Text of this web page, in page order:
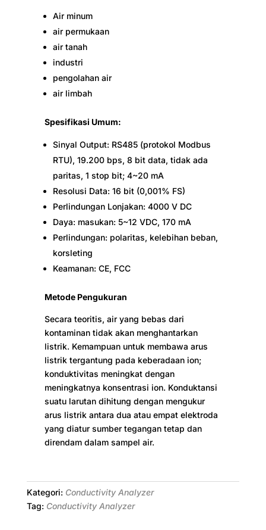
Air minum
air permukaan
air tanah
industri
pengolahan air
air limbah
Spesifikasi Umum:
Sinyal Output: RS485 (protokol Modbus
RTU), 19.200 bps, 8 bit data, tidak ada
paritas, 1 stop bit; 4~20 mA
Resolusi Data: 16 bit (0,001% FS)
Perlindungan Lonjakan: 4000 V DC
Daya: masukan: 5~12 VDC, 170 mA
Perlindungan: polaritas, kelebihan beban,
korsleting
Keamanan: CE, FCC
Metode Pengukuran
Secara teoritis, air yang bebas dari
kontaminan tidak akan menghantarkan
listrik. Kemampuan untuk membawa arus
listrik tergantung pada keberadaan ion;
konduktivitas meningkat dengan
meningkatnya konsentrasi ion. Konduktansi
suatu larutan dihitung dengan mengukur
arus listrik antara dua atau empat elektroda
yang diatur sumber tegangan tetap dan
direndam dalam sampel air.
Kategori: Conductivity Analyzer
Tag: Conductivity Analyzer